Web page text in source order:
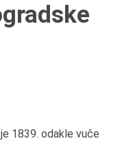
1839. odakle vuče